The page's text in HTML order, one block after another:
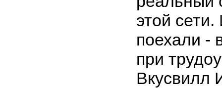
этой сети.
поехали -
при
Вкусвилл